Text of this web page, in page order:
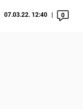
07.03.22. 12:40 0